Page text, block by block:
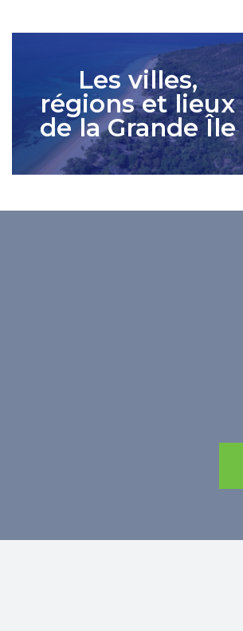
Les villes,
régions et lieux
de la Grande Île